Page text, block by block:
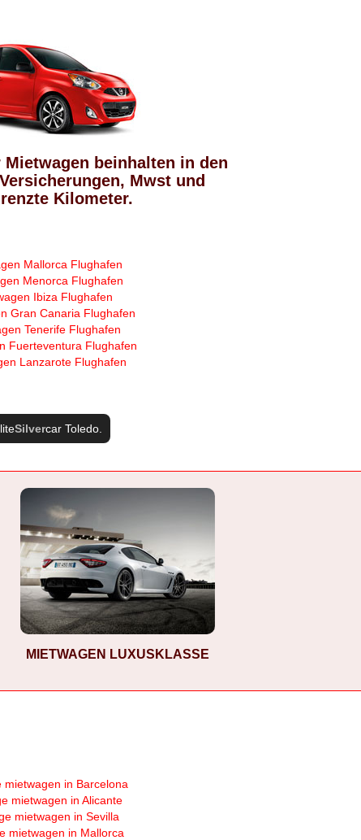
Mietwagen beinhalten in den
Mwst und
Kilometer.
Mallorca Flughafen
Menorca Flughafen
Ibiza Flughafen
Gran Canaria Flughafen
Tenerife Flughafen
Fuerteventura Flughafen
Lanzarote Flughafen
Silvercar Toledo
MIETWAGEN LUXUSKLASSE
mietwagen in Barcelona
mietwagen in Alicante
mietwagen in Sevilla
mietwagen in Mallorca